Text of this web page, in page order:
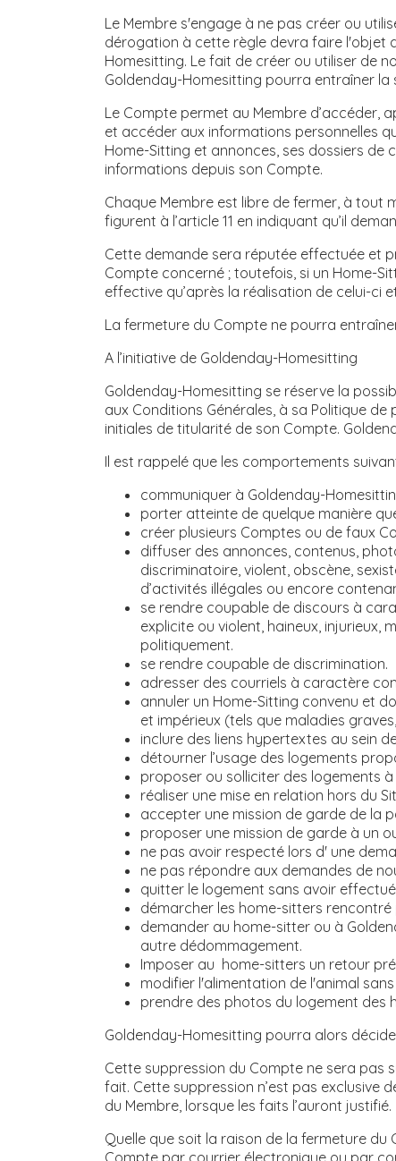
Le Membre s'engage à ne pas créer ou
dérogation à cette règle devra faire l'objet
Homesitting. Le fait de créer ou utiliser de
Goldenday-Homesitting pourra entraîner la
Le Compte permet au Membre d’accéder,
et accéder aux informations personnelles
Home-Sitting et annonces, ses dossiers de
informations depuis son Compte.
Chaque Membre est libre de fermer, à tout
figurent à l’article 11 en indiquant qu’il
Cette demande sera réputée effectuée et
Compte concerné ; toutefois, si un Home-
effective qu’après la réalisation de celui-ci
La fermeture du Compte ne pourra
A l’initiative de Goldenday-Homesitting
Goldenday-Homesitting se réserve la
aux Conditions Générales, à sa Politique
initiales de titularité de son Compte.
Il est rappelé que les comportements
communiquer à Goldenday-
porter atteinte de quelque manière
créer plusieurs Comptes ou de faux
diffuser des annonces, contenus,
discriminatoire, violent, obscène,
d’activités illégales ou encore
se rendre coupable de discours à
explicite ou violent, haineux,
politiquement.
se rendre coupable de discrimination.
adresser des courriels à caractère
annuler un Home-Sitting convenu et
et impérieux (tels que maladies
inclure des liens hypertextes au sein
détourner l’usage des logements
proposer ou solliciter des logements
réaliser une mise en relation hors du
accepter une mission de garde de la
proposer une mission de garde à un
ne pas avoir respecté lors d' une
ne pas répondre aux demandes de
quitter le logement sans avoir
démarcher les home-sitters
demander au home-sitter ou à
autre dédommagement.
Imposer au home-sitters un retour
modifier l'alimentation de l'animal
prendre des photos du logement des
Goldenday-Homesitting pourra alors
Cette suppression du Compte ne sera pas
fait. Cette suppression n’est pas exclusive
du Membre, lorsque les faits l’auront justifié.
Quelle que soit la raison de la fermeture
Compte par courrier électronique ou par